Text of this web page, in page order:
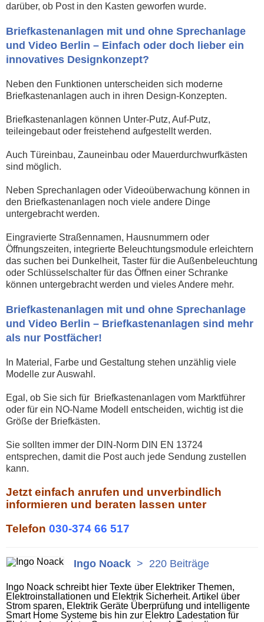
darüber, ob Post in den Kasten geworfen wurde.
Briefkastenanlagen mit und ohne Sprechanlage
und Video Berlin – Einfach oder doch lieber ein
innovatives Designkonzept?
Neben den Funktionen unterscheiden sich moderne
Briefkastenanlagen auch in ihren Design-Konzepten.
Briefkastenanlagen können Unter-Putz, Auf-Putz,
teileingebaut oder freistehend aufgestellt werden.
Auch Türeinbau, Zauneinbau oder Mauerdurchwurfkästen
sind möglich.
Neben Sprechanlagen oder Videoüberwachung können in
den Briefkastenanlagen noch viele andere Dinge
untergebracht werden.
Eingravierte Straßennamen, Hausnummern oder
Öffnungszeiten, integrierte Beleuchtungsmodule erleichtern
das suchen bei Dunkelheit, Taster für die Außenbeleuchtung
oder Schlüsselschalter für das Öffnen einer Schranke
können untergebracht werden und vieles Andere mehr.
Briefkastenanlagen mit und ohne Sprechanlage
und Video Berlin – Briefkastenanlagen sind mehr
als nur Postfächer!
In Material, Farbe und Gestaltung stehen unzählig viele
Modelle zur Auswahl.
Egal, ob Sie sich für Briefkastenanlagen vom Marktführer
oder für ein NO-Name Modell entscheiden, wichtig ist die
Größe der Briefkästen.
Sie sollten immer der DIN-Norm DIN EN 13724
entsprechen, damit die Post auch jede Sendung zustellen
kann.
Jetzt einfach anrufen und unverbindlich
informieren und beraten lassen unter
Telefon 030-374 66 517
Ingo Noack > 220 Beiträge
Ingo Noack schreibt hier Texte über Elektriker Themen,
Elektroinstallationen und Elektrik Sicherheit. Artikel über
Strom sparen, Elektrik Geräte Überprüfung und intelligente
Smart Home Systeme bis hin zur Elektro Ladestation für